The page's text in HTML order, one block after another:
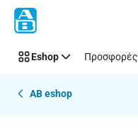
Παράλειψη
Eshop Προσφορές
AB eshop